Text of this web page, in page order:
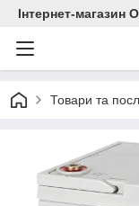
Інтернет-магазин
Товари та